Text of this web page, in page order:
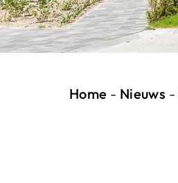
Home - Nieuws -